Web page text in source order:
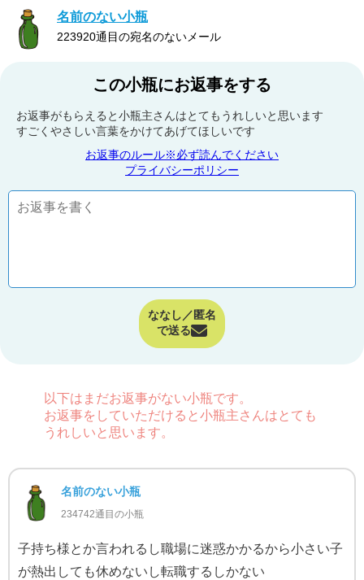
名前のない小瓶
223920通目の宛名のないメール
この小瓶にお返事をする
お返事がもらえると小瓶主さんはとてもうれしいと思います
すごくやさしい言葉をかけてあげてほしいです
お返事のルール※必ず読んでください
プライバシーポリシー
ななし／匿名
で送る
以下はまだお返事がない小瓶です。
お返事をしていただけると小瓶主さんはとても
うれしいと思います。
名前のない小瓶
234742通目の小瓶
子持ち様とか言われるし職場に迷惑かかるから小さい子
が熱出しても休めないし転職するしかない